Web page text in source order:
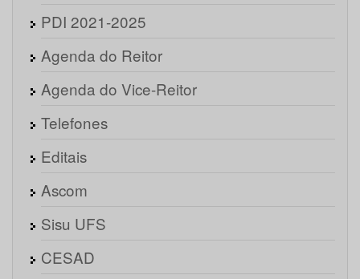
PDI 2021-2025
Agenda do Reitor
Agenda do Vice-Reitor
Telefones
Editais
Ascom
Sisu UFS
CESAD